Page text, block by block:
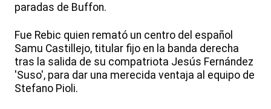
paradas de Buffon.
Fue Rebic quien remató un centro del español
Samu Castillejo, titular fijo en la banda derecha
tras la salida de su compatriota Jesús Fernández
'Suso', para dar una merecida ventaja al equipo de
Stefano Pioli.